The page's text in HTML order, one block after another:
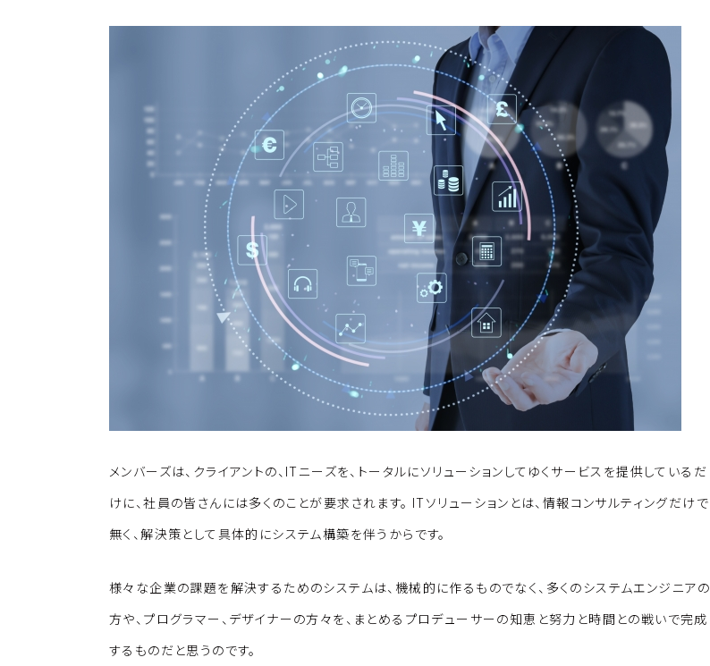
メンバーズは、クライアントの、ITニーズを、トータルにソリューションしてゆくサービスを提供しているだ
けに、社員の皆さんには多くのことが要求されます。 ITソリューションとは、情報コンサルティングだけで
無く、解決策として具体的にシステム構築を伴うからです。
様々な企業の課題を解決するためのシステムは、機械的に作るものでなく、多くのシステムエンジニアの
方や、プログラマー、デザイナーの方々を、まとめるプロデューサーの知恵と努力と時間との戦いで完成
するものだと思うのです。